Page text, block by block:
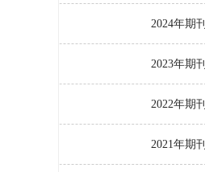
2024年期刊
2023年期刊
2022年期刊
2021年期刊